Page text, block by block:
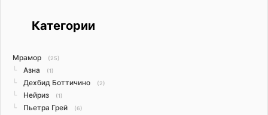
Категории
Мрамор (25)
└ Азна (1)
└ Дехбид Боттичино (2)
└ Нейриз (1)
└ Пьетра Грей (6)